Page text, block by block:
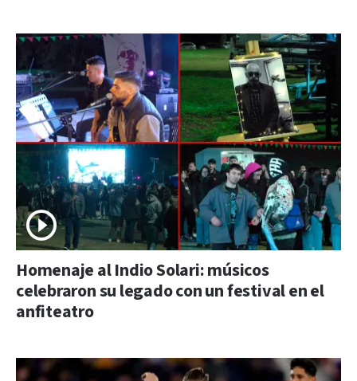
Homenaje al Indio Solari: músicos
celebraron su legado con un festival en el
anfiteatro